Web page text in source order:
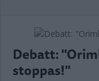
Debatt:
stoppas!"